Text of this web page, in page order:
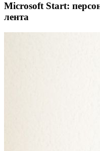
Microsoft Start:
лента